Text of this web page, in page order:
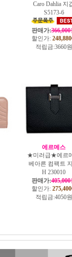
Caro Dahlia 지
S5173-6
판매가:366,000
할인가: 248,880
적립금:3660원
에르메스
★미러급★에르
베아른 컴팩트
H 230010
판매가:405,000
할인가: 275,400
적립금:4050원